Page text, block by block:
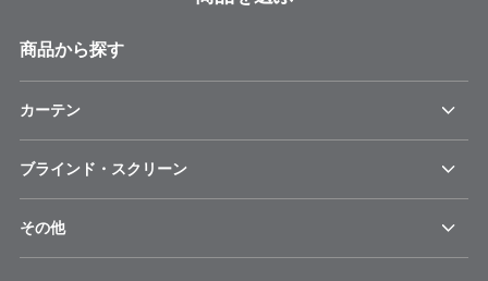
商品から探す
カーテン
ブラインド・スクリーン
その他